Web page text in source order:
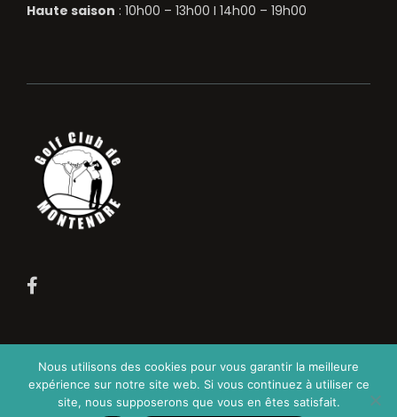
Haute saison : 10h00 – 13h00 I 14h00 – 19h00
Création de site internet — Agence CHOCOLAT
NOIR
Nous utilisons des cookies pour vous garantir la meilleure
expérience sur notre site web. Si vous continuez à utiliser ce
site, nous supposerons que vous en êtes satisfait.